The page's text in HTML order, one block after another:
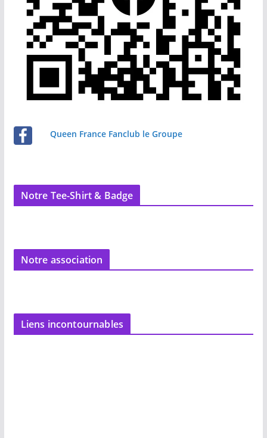
Queen France Fanclub le Groupe
Notre Tee-Shirt & Badge
Notre association
Liens incontournables